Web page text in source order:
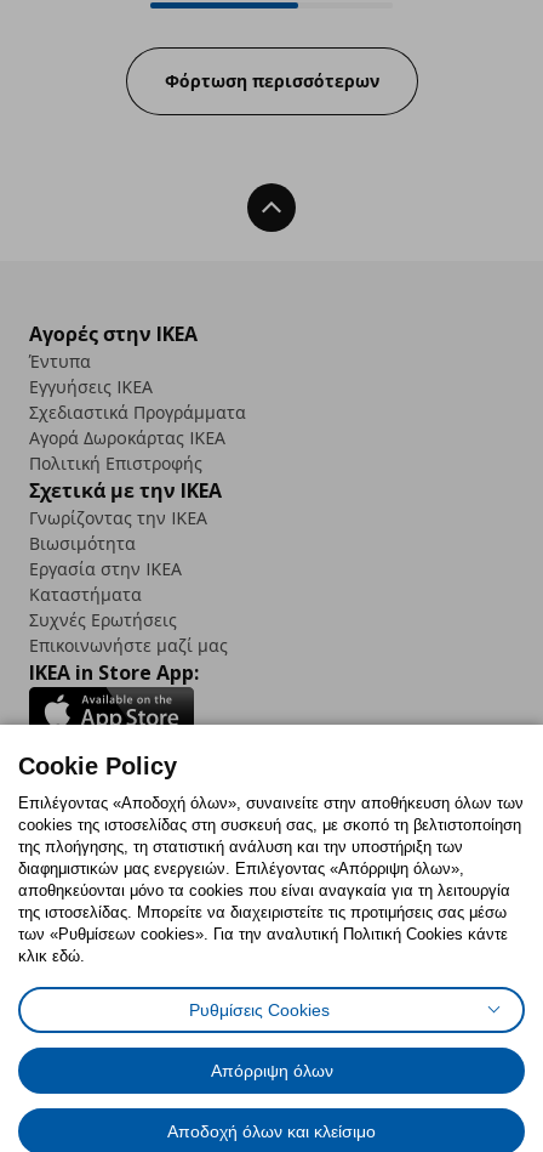
Progress:
Φόρτωση περισσότερων
Back To Top
Αγορές στην IKEA
Έντυπα
Εγγυήσεις IKEA
Σχεδιαστικά Προγράμματα
Αγορά Δωρoκάρτας IKEA
Πολιτική Επιστροφής
Σχετικά με την IKEA
Γνωρίζοντας την IKEA
Βιωσιμότητα
Εργασία στην IKEA
Καταστήματα
Συχνές Ερωτήσεις
Επικοινωνήστε μαζί μας
IKEA in Store App:
Follow us:
FacebookInstagram
TikTokYoutubePinterestTwitter
Πολιτική CookiesΔήλωση ψηφιακής προσβασιμότητας
Ρυθμίσεις cookiesΌροι Χρήσης
Γενική Πολιτική Προσωπικών Δεδομένων
Πολιτική Προσωπικών Δεδομένων για ΙΚΕΑ.gr
Κώδικας Καταναλωτικής Δεοντολογίας
Cookie Policy
Επιλέγοντας «Αποδοχή όλων», συναινείτε στην αποθήκευση όλων των
cookies της ιστοσελίδας στη συσκευή σας, με σκοπό τη βελτιστοποίηση
της πλοήγησης, τη στατιστική ανάλυση και την υποστήριξη των
διαφημιστικών μας ενεργειών. Επιλέγοντας «Απόρριψη όλων»,
αποθηκεύονται μόνο τα cookies που είναι αναγκαία για τη λειτουργία
της ιστοσελίδας. Μπορείτε να διαχειριστείτε τις προτιμήσεις σας μέσω
των «Ρυθμίσεων cookies». Για την αναλυτική Πολιτική Cookies κάντε
κλικ εδώ.
Ρυθμίσεις Cookies
Απόρριψη όλων
Αποδοχή όλων και κλείσιμο